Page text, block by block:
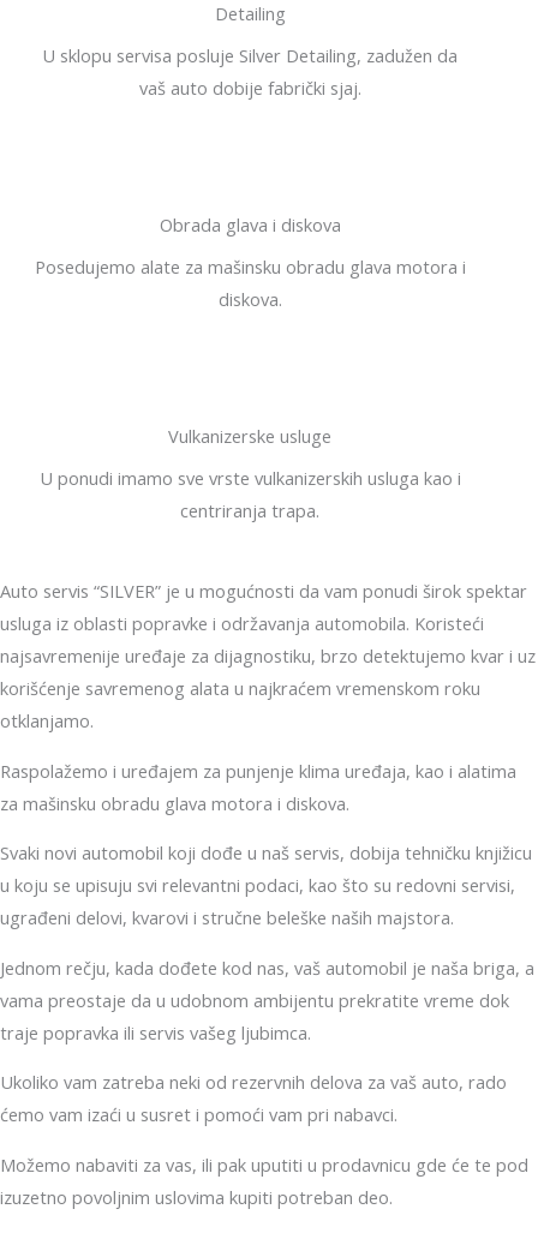
Detailing
U sklopu servisa posluje Silver Detailing, zadužen da
vaš auto dobije fabrički sjaj.
Obrada glava i diskova
Posedujemo alate za mašinsku obradu glava motora i
diskova.
Vulkanizerske usluge
U ponudi imamo sve vrste vulkanizerskih usluga kao i
centriranja trapa.
Auto servis “SILVER” je u mogućnosti da vam ponudi širok spektar
usluga iz oblasti popravke i održavanja automobila. Koristeći
najsavremenije uređaje za dijagnostiku, brzo detektujemo kvar i uz
korišćenje savremenog alata u najkraćem vremenskom roku
otklanjamo.
Raspolažemo i uređajem za punjenje klima uređaja, kao i alatima
za mašinsku obradu glava motora i diskova.
Svaki novi automobil koji dođe u naš servis, dobija tehničku knjižicu
u koju se upisuju svi relevantni podaci, kao što su redovni servisi,
ugrađeni delovi, kvarovi i stručne beleške naših majstora.
Jednom rečju, kada dođete kod nas, vaš automobil je naša briga, a
vama preostaje da u udobnom ambijentu prekratite vreme dok
traje popravka ili servis vašeg ljubimca.
Ukoliko vam zatreba neki od rezervnih delova za vaš auto, rado
ćemo vam izaći u susret i pomoći vam pri nabavci.
Možemo nabaviti za vas, ili pak uputiti u prodavnicu gde će te pod
izuzetno povoljnim uslovima kupiti potreban deo.